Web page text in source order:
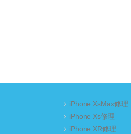
iPhone XsMax修理
iPhone Xs修理
iPhone XR修理